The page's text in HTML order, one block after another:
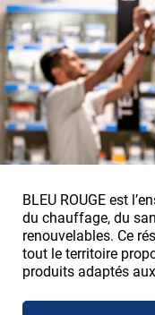
BLEU ROUGE est
du chauffage, du
renouvelables. Ce
tout le territoire
produits adaptés